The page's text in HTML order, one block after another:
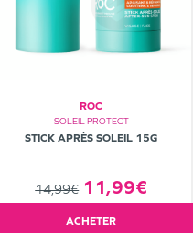
ROC
SOLEIL PROTECT
STICK APRÈS SOLEIL 15G
14,99€ 11,99€
ACHETER